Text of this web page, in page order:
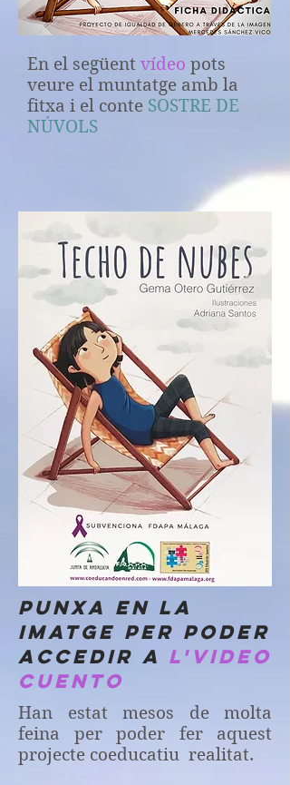
En el següent vídeo pots
veure el muntatge amb la
fitxa i el conte SOSTRE DE
NÚVOLS
Punxa en la
imatge per poder
accedir a l'video
cuento
Han estat mesos de molta
feina per poder fer aquest
projecte coeducatiu realitat.